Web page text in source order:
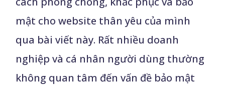
mật cho website thân yêu của mình
qua bài viết này. Rất nhiều doanh
nghiệp và cá nhân người dùng thường
không quan tâm đến vấn đề bảo mật